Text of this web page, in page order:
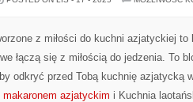
z miłości do kuchni azjatyckiej
łączą się z miłością do jedzenia. To
odkryć przed Tobą kuchnię azjatycką
makaronem azjatyckim i Kuchnia